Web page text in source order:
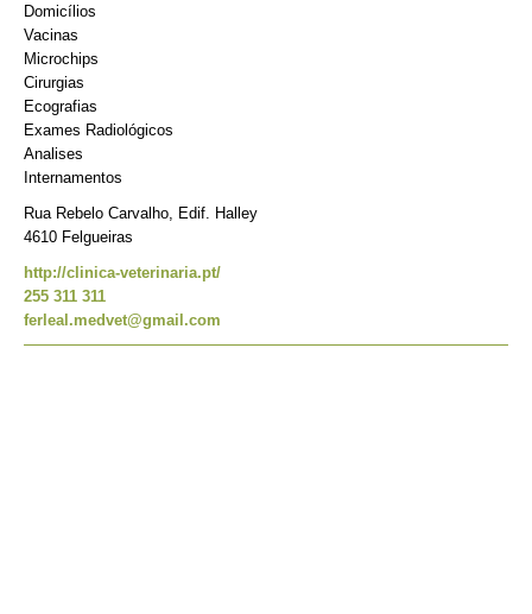
Domicílios
Vacinas
Microchips
Cirurgias
Ecografias
Exames Radiológicos
Analises
Internamentos
Rua Rebelo Carvalho, Edif. Halley
4610 Felgueiras
http://clinica-veterinaria.pt/
255 311 311
ferleal.medvet@gmail.com